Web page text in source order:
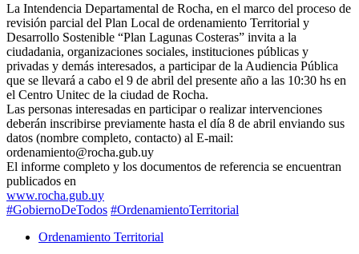
La Intendencia Departamental de Rocha, en el marco del proceso de
revisión parcial del Plan Local de ordenamiento Territorial y
Desarrollo Sostenible “Plan Lagunas Costeras” invita a la
ciudadania, organizaciones sociales, instituciones públicas y
privadas y demás interesados, a participar de la Audiencia Pública
que se llevará a cabo el 9 de abril del presente año a las 10:30 hs en
el Centro Unitec de la ciudad de Rocha.
Las personas interesadas en participar o realizar intervenciones
deberán inscribirse previamente hasta el día 8 de abril enviando sus
datos (nombre completo, contacto) al E-mail:
ordenamiento@rocha.gub.uy
El informe completo y los documentos de referencia se encuentran
publicados en
www.rocha.gub.uy
#GobiernoDeTodos #OrdenamientoTerritorial
Ordenamiento Territorial